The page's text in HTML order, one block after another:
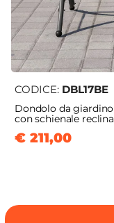
CODICE: DBL17BE
Dondolo da
con schienale
€ 211,00